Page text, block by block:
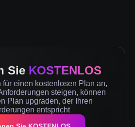
Sie KOSTENLOS
für einen kostenlosen Plan an,
steigen, können
Plan upgraden, der Ihren
entspricht